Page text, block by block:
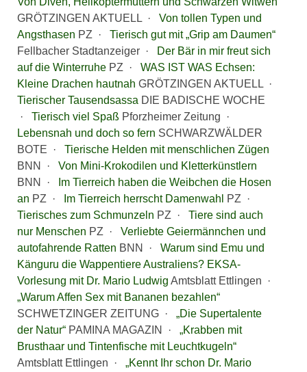
GRÖTZINGEN AKTUELL ·
Von tollen Typen und
Angsthasen PZ ·
Tierisch gut mit „Grip am Daumen“
Fellbacher Stadtanzeiger ·
Der Bär in mir freut sich
auf die WinterruhePZ ·
WAS IST WAS Echsen:
Kleine Drachen hautnah GRÖTZINGEN AKTUELL ·
Tierischer Tausendsassa DIE BADISCHE WOCHE
·
Tierisch viel Spaß Pforzheimer Zeitung ·
Lebensnah und doch so fern SCHWARZWÄLDER
BOTE ·
Tierische Helden mit menschlichen Zügen
BNN ·
Von Mini-Krokodilen und Kletterkünstlern
BNN ·
Im Tierreich haben die Weibchen die Hosen
an PZ · Im Tierreich herrscht Damenwahl
PZ ·
Tierisches zum Schmunzeln PZ ·
Tiere sind auch
nur Menschen PZ ·
Verliebte Geiermännchen und
autofahrende Ratten BNN ·
Warum sind Emu und
Känguru die Wappentiere Australiens? EKSA-
Vorlesung mit Dr. Mario Ludwig Amtsblatt Ettlingen ·
„Warum Affen Sex mit Bananen bezahlen“
SCHWETZINGER ZEITUNG ·
„Die Supertalente
der Natur“PAMINA MAGAZIN ·
„Krabben mit
Brusthaar und Tintenfische mit Leuchtkugeln“
Amtsblatt Ettlingen ·
„Kennt Ihr schon Dr. Mario